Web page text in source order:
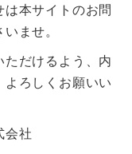
本サイトのお問
ませ。
だけるよう、内
ろしくお願いい
会社